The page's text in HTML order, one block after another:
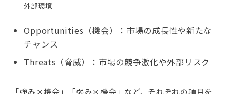
外部環境
Opportunities（機会）：市場の成長性や新たな
チャンス
Threats（脅威）：市場の競争激化や外部リスク
「強み×機会」「弱み×機会」など、それぞれの項目を